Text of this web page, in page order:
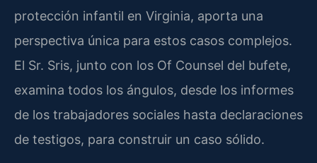
protección infantil en Virginia, aporta una
perspectiva única para estos casos complejos.
El Sr. Sris, junto con los Of Counsel del bufete,
examina todos los ángulos, desde los informes
de los trabajadores sociales hasta declaraciones
de testigos, para construir un caso sólido.